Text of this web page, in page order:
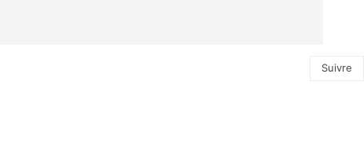
Suivre